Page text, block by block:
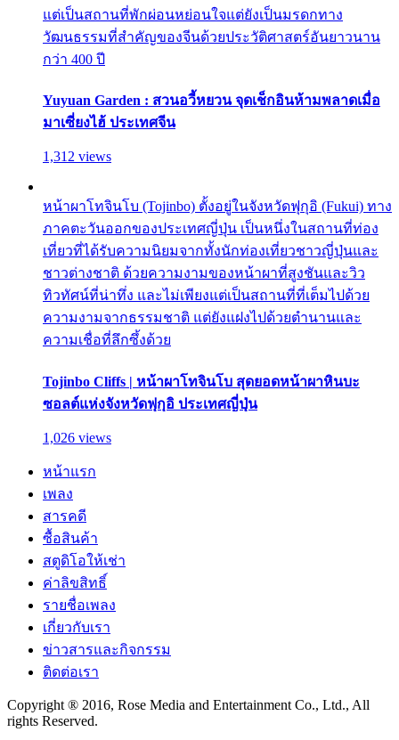
แต่เป็นสถานที่พักผ่อนหย่อนใจแต่ยังเป็นมรดกทาง
วัฒนธรรมที่สำคัญของจีนด้วยประวัติศาสตร์อันยาวนาน
กว่า 400 ปี
Yuyuan Garden : สวนอวี้หยวน จุดเช็กอินห้ามพลาดเมื่อ
มาเซี่ยงไฮ้ ประเทศจีน
1,312 views
หน้าผาโทจินโบ (Tojinbo) ตั้งอยู่ในจังหวัดฟุกุอิ (Fukui) ทาง
ภาคตะวันออกของประเทศญี่ปุ่น เป็นหนึ่งในสถานที่ท่อง
เที่ยวที่ได้รับความนิยมจากทั้งนักท่องเที่ยวชาวญี่ปุ่นและ
ชาวต่างชาติ ด้วยความงามของหน้าผาที่สูงชันและวิว
ทิวทัศน์ที่น่าทึ่ง และไม่เพียงแต่เป็นสถานที่ที่เต็มไปด้วย
ความงามจากธรรมชาติ แต่ยังแฝงไปด้วยตำนานและ
ความเชื่อที่ลึกซึ้งด้วย
Tojinbo Cliffs | หน้าผาโทจินโบ สุดยอดหน้าผาหินบะ
ซอลต์แห่งจังหวัดฟุกุอิ ประเทศญี่ปุ่น
1,026 views
หน้าแรก
เพลง
สารคดี
ซื้อสินค้า
สตูดิโอให้เช่า
ค่าลิขสิทธิ์
รายชื่อเพลง
เกี่ยวกับเรา
ข่าวสารและกิจกรรม
ติดต่อเรา
Copyright ® 2016, Rose Media and Entertainment Co., Ltd., All
rights Reserved.